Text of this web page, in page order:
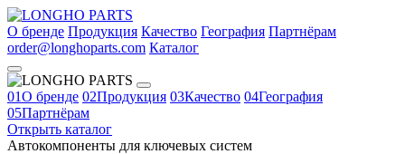
О бренде Продукция Качество География Партнёрам
order@longhoparts.com Каталог
01О бренде 02Продукция 03Качество 04География
05Партнёрам
Открыть каталог
Автокомпоненты для ключевых систем